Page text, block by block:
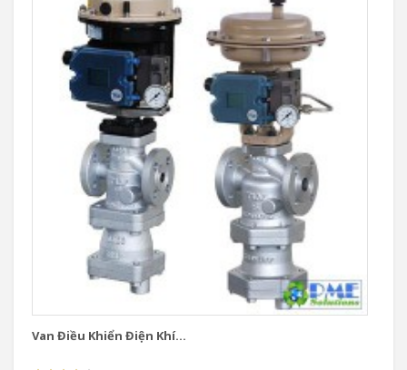
Van Điều Khiển Điện Khí...